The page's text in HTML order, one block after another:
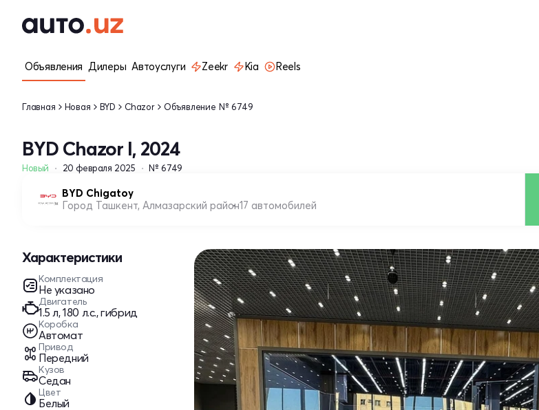
Объявления Дилеры Автоуслуги Zeekr Kia Reels
Главная Новая BYD Chazor Объявление № 6749
BYD Chazor I, 2024
Новый 20 февраля 2025 № 6749
BYD Chigatoy
Город Ташкент, Алмазарский район17 автомобилей
Характеристики
Комплектация
Не указано
Двигатель
1.5 л, 180 л.с., гибрид
Коробка
Автомат
Привод
Передний
Кузов
Седан
Цвет
Белый